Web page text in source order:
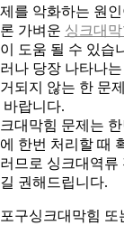
를 악화하는 원
가벼운 싱크대막
도움 될 수 있습
나 당장 나타나
되지 않는 한 문
바랍니다.
대막힘 문제는
한번 처리할 때
므로 싱크대역류
권해드립니다.
구싱크대막힘 또